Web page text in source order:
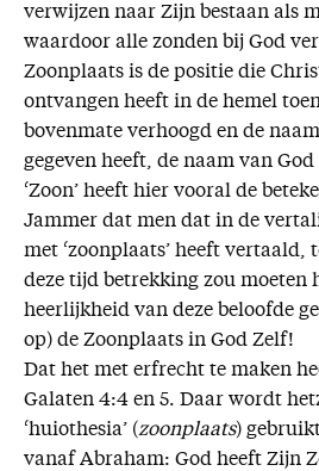
verwijzen naar Zijn bestaan als
waardoor alle zonden bij God
Zoonplaats is de positie die
ontvangen heeft in de hemel
bovenmate verhoogd en de
gegeven heeft, de naam van
‘Zoon’ heeft hier vooral de
Jammer dat men dat in de
met ‘zoonplaats’ heeft
deze tijd betrekking zou moeten
heerlijkheid van deze beloofde
op) de Zoonplaats in God Zelf!
Dat het met erfrecht te maken
Galaten 4:4 en 5. Daar wordt
‘huiothesia’ (zoonplaats)
vanaf Abraham: God heeft Zijn